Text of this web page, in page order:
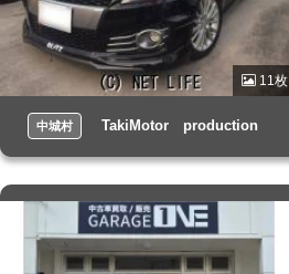
11枚
中城村 TakiMotor production